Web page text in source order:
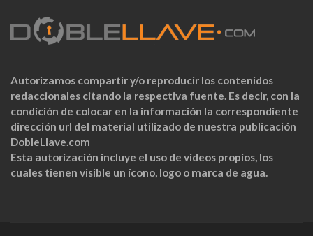
Autorizamos compartir y/o reproducir los contenidos
redaccionales citando la respectiva fuente. Es decir, con la
condición de colocar en la información la correspondiente
dirección url del material utilizado de nuestra publicación
DobleLlave.com
Esta autorización incluye el uso de videos propios, los
cuales tienen visible un ícono, logo o marca de agua.